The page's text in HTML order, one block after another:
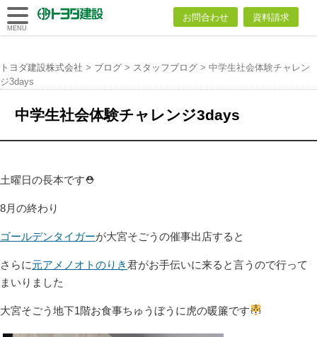
トヨダ建設
お問合わせ 資料請求
MENU
トヨダ建設株式会社 > ブログ > スタッフブログ > 中学生社会体験チャレン
ジ3days
中学生社会体験チャレンジ3days
土曜日の長本です⛑
8月の終わり
ゴールデンタイガーが大宮そごうの催事出店すると
さらに元アメノオトのりき君がお手伝いに来ると言うので行って
まいりました
大宮そごう地下1階お食事ちゅうぼうに虎の暖簾です